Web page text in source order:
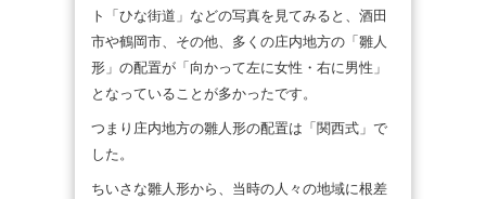
ト「ひな街道」などの写真を見てみると、酒田
市や鶴岡市、その他、多くの庄内地方の「雛人
形」の配置が「向かって左に女性・右に男性」
となっていることが多かったです。
つまり庄内地方の雛人形の配置は「関西式」で
した。
ちいさな雛人形から、当時の人々の地域に根差